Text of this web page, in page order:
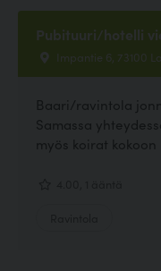
Pubituuri/hotelli
Impantie 6, 73100
Baari/ravintola
Samassa
myös koirat